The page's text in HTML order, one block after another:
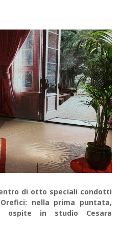
di otto speciali condotti
nella prima puntata,
ospite in studio Cesara